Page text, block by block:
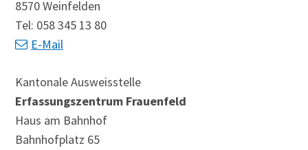
8570 Weinfelden
Tel: 058 345 13 80
E-Mail
Kantonale Ausweisstelle
Erfassungszentrum Frauenfeld
Haus am Bahnhof
Bahnhofplatz 65